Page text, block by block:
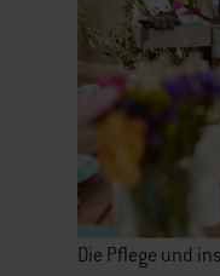
Die Pflege und